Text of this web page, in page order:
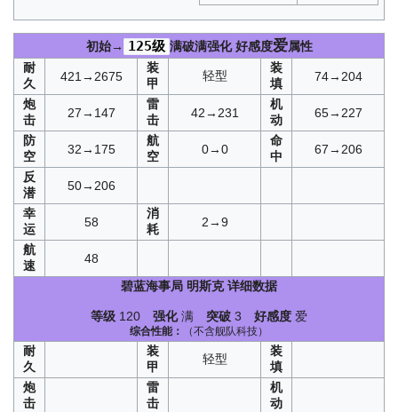
初始→ 125级 满破满强化好感度爱属性
耐
久
421→2675
装
甲
轻型
装
填
74→204
炮
击
27→147
雷
击
42→231
机
动
65→227
防
空
32→175
航
空
0→0
命
中
67→206
反
潜
50→206
幸
运
58
消
耗
2→9
航
速
48
碧蓝海事局 明斯克详细数据
等级 120 强化满 突破 3 好感度 爱
综合性能： （不含舰队科技）
耐
久
装
甲
轻型
装
填
炮
击
雷
击
机
动